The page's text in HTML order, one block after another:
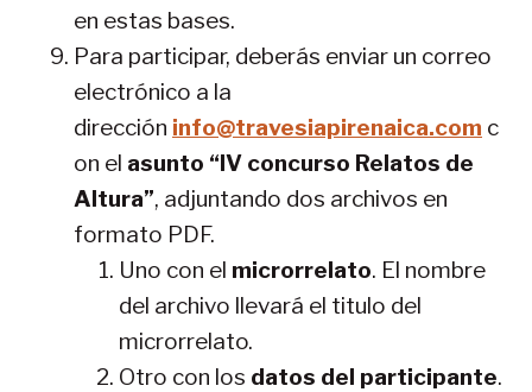
en estas bases.
Para participar, deberás enviar un correo
electrónico a la
dirección info@travesiapirenaica.com c
on el asunto “IV concurso Relatos de
Altura”, adjuntando dos archivos en
formato PDF.
Uno con el microrrelato. El nombre
del archivo llevará el titulo del
microrrelato.
Otro con los datos del participante.